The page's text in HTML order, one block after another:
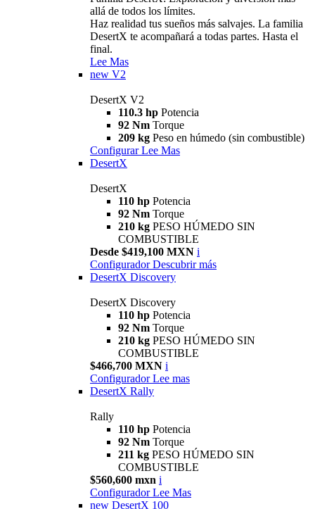
allá de todos los límites.
Haz realidad tus sueños más salvajes. La familia
DesertX te acompañará a todas partes. Hasta el
final.
Lee Mas
new V2
DesertX V2
110.3 hp Potencia
92 Nm Torque
209 kg Peso en húmedo (sin combustible)
Configurar Lee Mas
DesertX
DesertX
110 hp Potencia
92 Nm Torque
210 kg PESO HÚMEDO SIN
COMBUSTIBLE
Desde $419,100 MXN i
Configurador Descubrir más
DesertX Discovery
DesertX Discovery
110 hp Potencia
92 Nm Torque
210 kg PESO HÚMEDO SIN
COMBUSTIBLE
$466,700 MXN i
Configurador Lee mas
DesertX Rally
Rally
110 hp Potencia
92 Nm Torque
211 kg PESO HÚMEDO SIN
COMBUSTIBLE
$560,600 mxn i
Configurador Lee Mas
new DesertX 100